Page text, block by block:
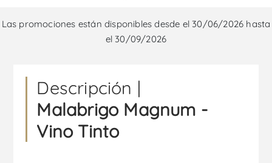
Las promociones están disponibles desde el 30/06/2026 hasta
el 30/09/2026
Descripción |
Malabrigo Magnum -
Vino Tinto